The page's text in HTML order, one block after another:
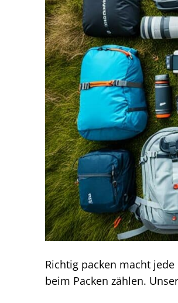
Richtig packen macht
beim Packen zählen.